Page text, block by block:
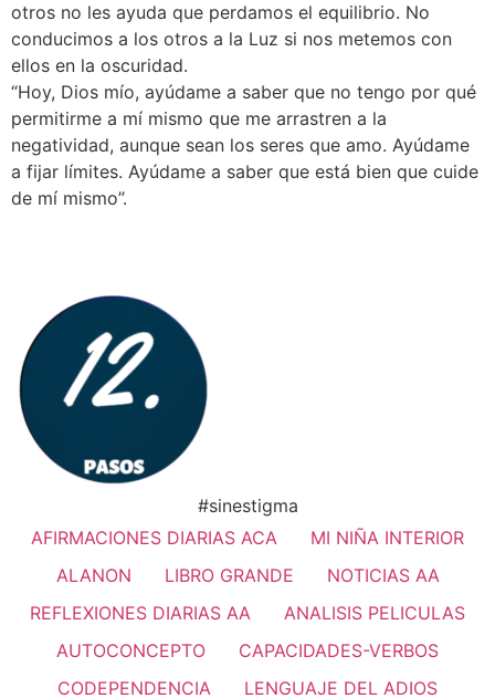
otros no les ayuda que perdamos el equilibrio. No
conducimos a los otros a la Luz si nos metemos con
ellos en la oscuridad.
“Hoy, Dios mío, ayúdame a saber que no tengo por qué
permitirme a mí mismo que me arrastren a la
negatividad, aunque sean los seres que amo. Ayúdame
a fijar límites. Ayúdame a saber que está bien que cuide
de mí mismo”.
#sinestigma
AFIRMACIONES DIARIAS ACA
MI NIÑA INTERIOR
ALANON
LIBRO GRANDE
NOTICIAS AA
REFLEXIONES DIARIAS AA
ANALISIS PELICULAS
AUTOCONCEPTO
CAPACIDADES-VERBOS
CODEPENDENCIA
LENGUAJE DEL ADIOS